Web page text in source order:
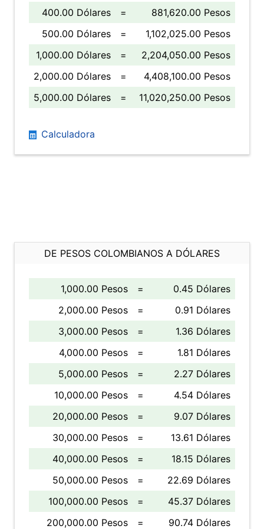
400.00 Dólares =
881,620.00 Pesos
500.00 Dólares
=
1,102,025.00 Pesos
1,000.00 Dólares
=
2,204,050.00 Pesos
2,000.00 Dólares
=
4,408,100.00 Pesos
5,000.00 Dólares
= 11,020,250.00 Pesos
Calculadora
DE PESOS COLOMBIANOS A DÓLARES
1,000.00 Pesos =
0.45 Dólares
2,000.00 Pesos
=
0.91 Dólares
3,000.00 Pesos
=
1.36 Dólares
4,000.00 Pesos
=
1.81 Dólares
5,000.00 Pesos
=
2.27 Dólares
10,000.00 Pesos
=
4.54 Dólares
20,000.00 Pesos
=
9.07 Dólares
30,000.00 Pesos
=
13.61 Dólares
40,000.00 Pesos
=
18.15 Dólares
50,000.00 Pesos
=
22.69 Dólares
100,000.00 Pesos
=
45.37 Dólares
200,000.00 Pesos
= 90.74 Dólares